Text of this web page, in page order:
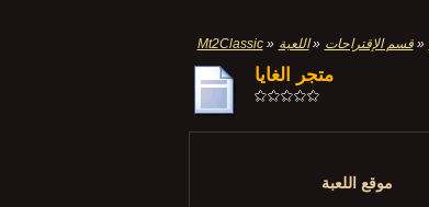
Mt2Classic» اللعبة» قسم الإقتراحات»
متجر الغايا
موقع اللعبة